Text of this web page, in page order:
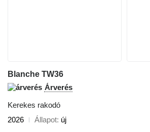
Blanche TW36
Árverés
Kerekes rakodó
2026
Állapot új